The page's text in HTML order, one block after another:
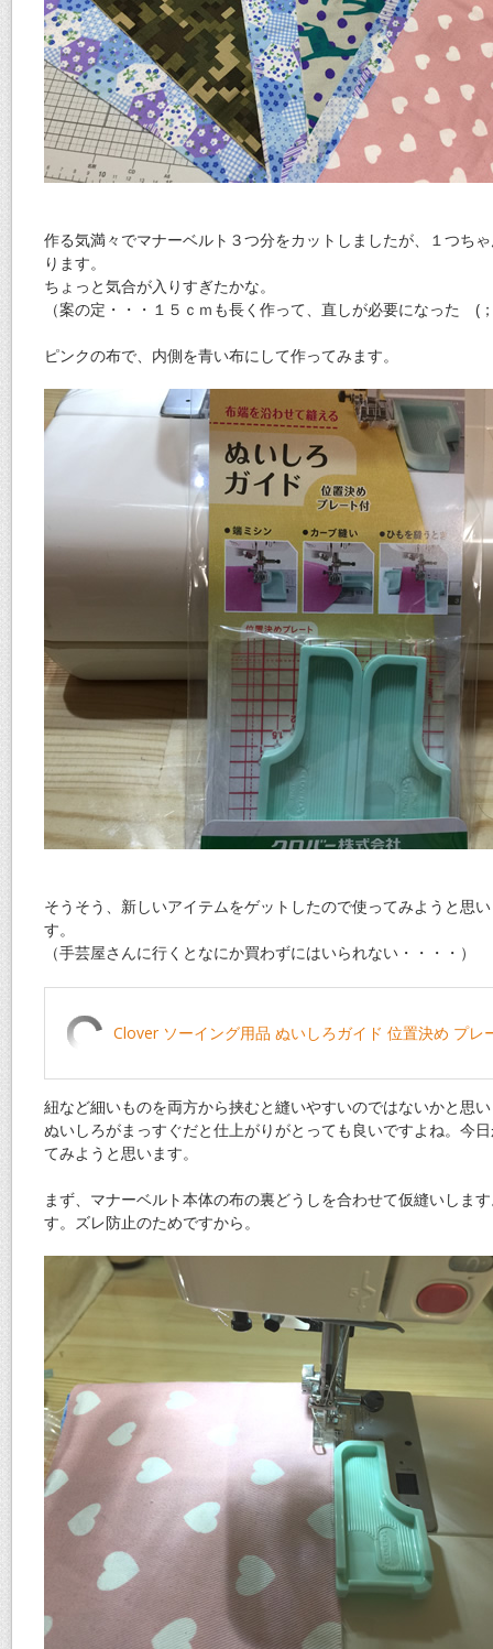
作る気満々でマナーベルト３つ分をカットしましたが、１つち
ります。
ちょっと気合が入りすぎたかな。
（案の定・・・１５ｃｍも長く作って、直しが必要になった (
ピンクの布で、内側を青い布にして作ってみます。
そうそう、新しいアイテムをゲットしたので使ってみようと思
す。
（手芸屋さんに行くとなにか買わずにはいられない・・・・）
Clover ソーイング用品 ぬいしろガイド 位置決め プレ
紐など細いものを両方から挟むと縫いやすいのではないかと思
ぬいしろがまっすぐだと仕上がりがとっても良いですよね。今
てみようと思います。
まず、マナーベルト本体の布の裏どうしを合わせて仮縫いしま
す。ズレ防止のためですから。